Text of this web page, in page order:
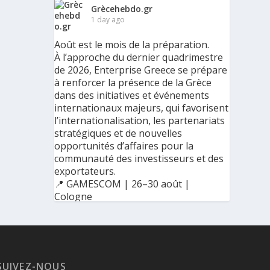
Grècehebdo.gr
1 day ago
Août est le mois de la préparation.
À l’approche du dernier quadrimestre
de 2026, Enterprise Greece se prépare
à renforcer la présence de la Grèce
dans des initiatives et événements
internationaux majeurs, qui favorisent
l’internationalisation, les partenariats
stratégiques et de nouvelles
opportunités d’affaires pour la
communauté des investisseurs et des
exportateurs.
📍 GAMESCOM | 26–30 août |
Cologne
NOUS